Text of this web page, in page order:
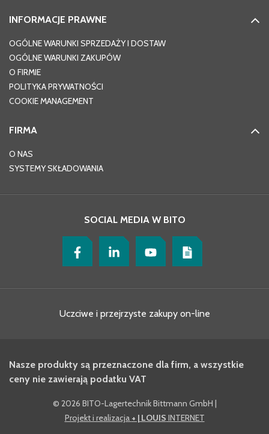
INFORMACJE PRAWNE
OGÓLNE WARUNKI SPRZEDAŻY I DOSTAW
OGÓLNE WARUNKI ZAKUPÓW
O FIRMIE
POLITYKA PRYWATNOŚCI
COOKIE MANAGEMENT
FIRMA
O NAS
SYSTEMY SKŁADOWANIA
SOCIAL MEDIA W BITO
Uczciwe i przejrzyste zakupy on-line
Nasze produkty są przeznaczone dla firm, a wszystkie
ceny nie zawierają podatku VAT
© 2026 BITO-Lagertechnik Bittmann GmbH |
Projekt i realizacja + | LOUIS INTERNET